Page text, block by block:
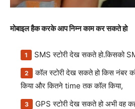
मोबाइल हैक करके आप निम्न काम कर सकते हो
SMS स्टोरी देख सकते हो.किसको
कॉल स्टोरी देख सकते हो किस नंबर
किया और कितने time तक कॉल किया,
GPS स्टोरी देख सकते हो अभी वह